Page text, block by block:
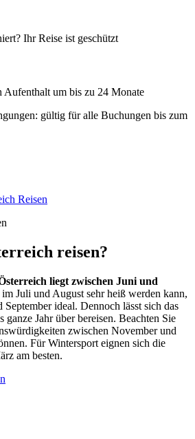
Ihr Reise ist geschützt
Aufenthalt um bis zu 24 Monate
gültig für alle Buchungen bis zum
Reisen
reisen?
liegt zwischen Juni und
im Juli und August sehr heiß werden kann,
ideal. Dennoch lässt sich das
ganze Jahr über bereisen. Beachten Sie
zwischen November und
Für Wintersport eignen sich die
am besten.